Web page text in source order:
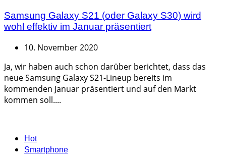
Samsung Galaxy S21 (oder Galaxy S30) wird
wohl effektiv im Januar präsentiert
10. November 2020
Ja, wir haben auch schon darüber berichtet, dass das
neue Samsung Galaxy S21-Lineup bereits im
kommenden Januar präsentiert und auf den Markt
kommen soll....
Categories
Hot
Smartphone